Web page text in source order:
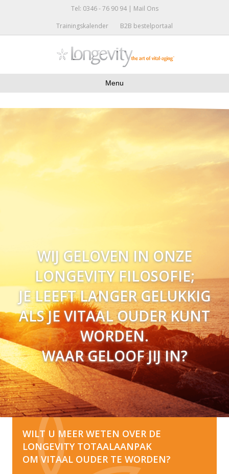
Tel: 0346 - 76 90 94 | Mail Ons
Trainingskalender
B2B bestelportaal
Menu
WIJ GELOVEN IN ONZE
LONGEVITY FILOSOFIE;
JE LEEFT LANGER GELUKKIG
ALS JE VITAAL OUDER KUNT
WORDEN.
WAAR GELOOF JIJ IN?
WILT U MEER WETEN OVER DE
LONGEVITY TOTAALAANPAK
OM VITAAL OUDER TE WORDEN?